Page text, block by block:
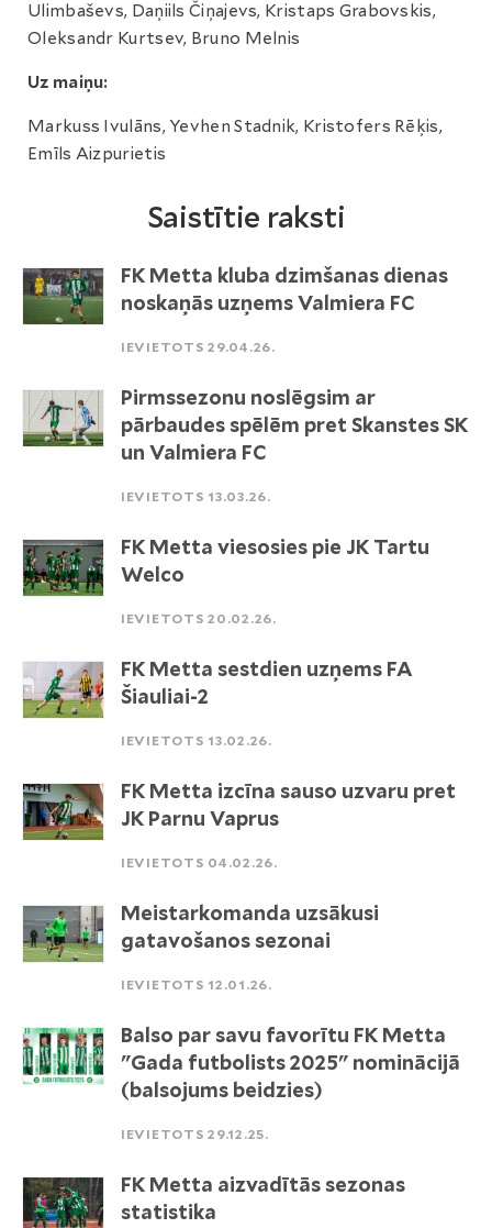
Ulimbaševs, Daņiils Čiņajevs, Kristaps Grabovskis,
Oleksandr Kurtsev, Bruno Melnis
Uz maiņu:
Markuss Ivulāns, Yevhen Stadnik, Kristofers Rēķis,
Emīls Aizpurietis
Saistītie raksti
FK Metta kluba dzimšanas dienas
noskaņās uzņems Valmiera FC
IEVIETOTS 29.04.26.
Pirmssezonu noslēgsim ar
pārbaudes spēlēm pret Skanstes SK
un Valmiera FC
IEVIETOTS 13.03.26.
FK Metta viesosies pie JK Tartu
Welco
IEVIETOTS 20.02.26.
FK Metta sestdien uzņems FA
Šiauliai-2
IEVIETOTS 13.02.26.
FK Metta izcīna sauso uzvaru pret
JK Parnu Vaprus
IEVIETOTS 04.02.26.
Meistarkomanda uzsākusi
gatavošanos sezonai
IEVIETOTS 12.01.26.
Balso par savu favorītu FK Metta
"Gada futbolists 2025" nominācijā
(balsojums beidzies)
IEVIETOTS 29.12.25.
FK Metta aizvadītās sezonas
statistika